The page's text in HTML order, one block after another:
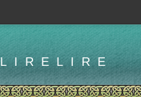
LIRELIRE